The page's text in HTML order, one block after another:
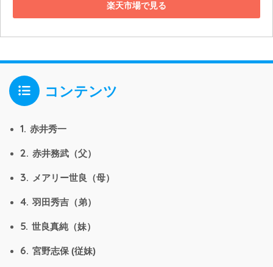
楽天市場で見る
コンテンツ
1. 赤井秀一
2. 赤井務武（父）
3. メアリー世良（母）
4. 羽田秀吉（弟）
5. 世良真純（妹）
6. 宮野志保 (従妹)